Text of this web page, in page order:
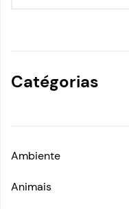
Catégorias
Ambiente
Animais